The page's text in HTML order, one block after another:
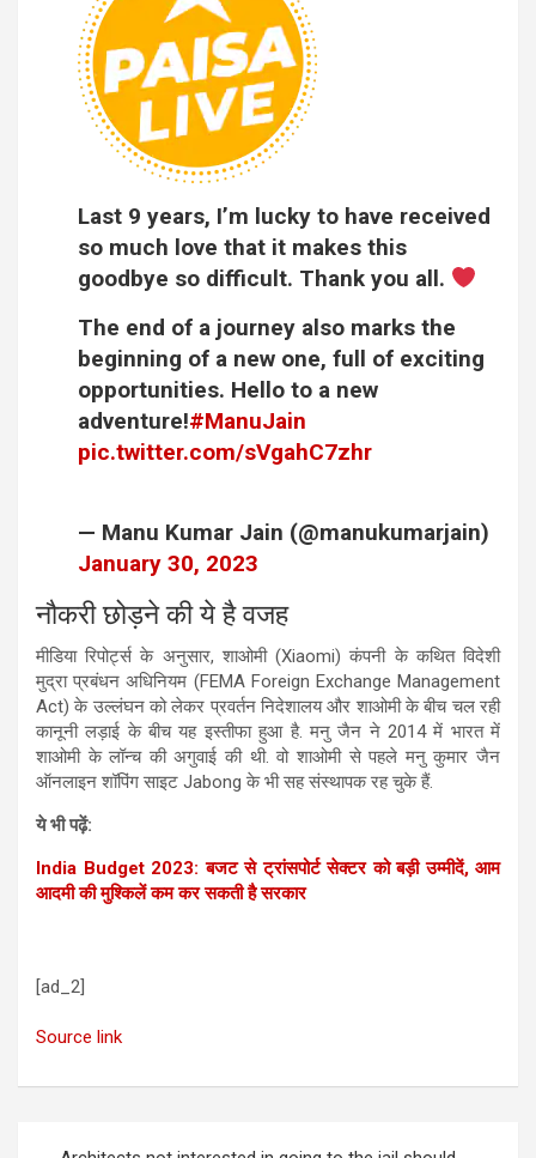
Last 9 years, I’m lucky to have received
so much love that it makes this
goodbye so difficult. Thank you all.
The end of a journey also marks the
beginning of a new one, full of exciting
opportunities. Hello to a new
adventure!#ManuJain
pic.twitter.com/sVgahC7zhr
— Manu Kumar Jain (@manukumarjain)
January 30, 2023
नौकरी छोड़ने की ये है वजह
मीडिया रिपोर्ट्स के अनुसार, शाओमी (Xiaomi) कंपनी के कथित विदेशी
मुद्रा प्रबंधन अधिनियम (FEMA Foreign Exchange Management
Act) के उल्लंघन को लेकर प्रवर्तन निदेशालय और शाओमी के बीच चल रही
कानूनी लड़ाई के बीच यह इस्तीफा हुआ है. मनु जैन ने 2014 में भारत में
शाओमी के लॉन्च की अगुवाई की थी. वो शाओमी से पहले मनु कुमार जैन
ऑनलाइन शॉपिंग साइट Jabong के भी सह संस्थापक रह चुके हैं.
ये भी पढ़ें:
India Budget 2023: बजट से ट्रांसपोर्ट सेक्टर को बड़ी उम्मीदें, आम
आदमी की मुश्किलें कम कर सकती है सरकार
[ad_2]
Source link